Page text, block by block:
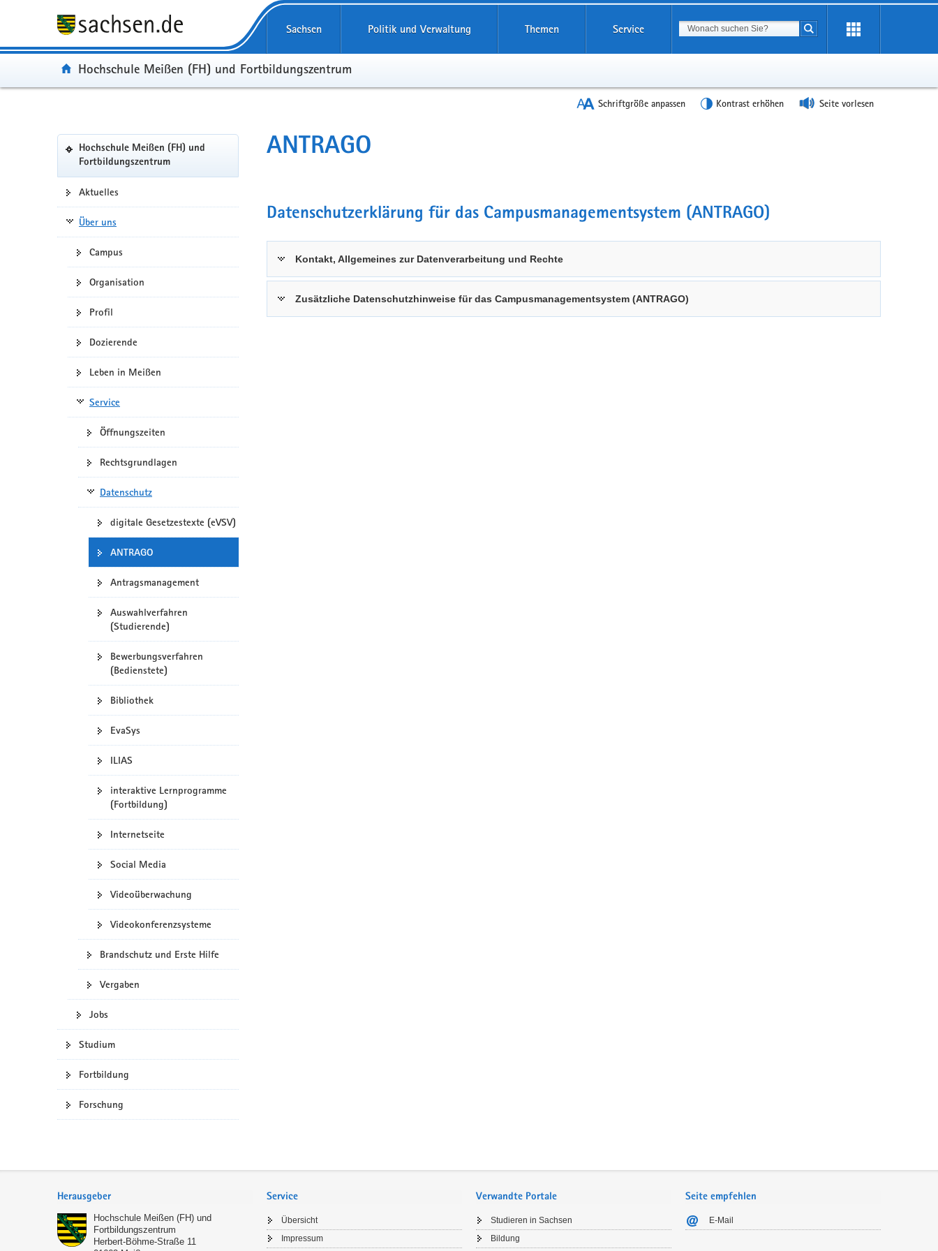
Sachsen Politik und Verwaltung Themen Service Suchbegriff
Suche starten
Portal:
Hochschule Meißen (FH) und Fortbildungszentrum
Schriftgröße anpassen Kontrast erhöhen Seite vorlesen
Portalnavigation
Hochschule Meißen (FH) und
Fortbildungszentrum(in
eigenes
Aktuelles
Über uns
Campus
Organisation
Profil
Dozierende
Leben in Meißen
Service
Öffnungszeiten
Rechtsgrundlagen
Datenschutz
digitale Gesetzestexte (eVSV)
ANTRAGO
Antragsmanagement
Auswahlverfahren
(Studierende)
Bewerbungsverfahren
(Bedienstete)
Bibliothek
EvaSys
ILIAS
interaktive Lernprogramme
(Fortbildung)
Internetseite
Social Media
Videoüberwachung
Videokonferenzsysteme
Brandschutz und Erste Hilfe
Vergaben
Jobs
Studium
Fortbildung
Forschung
ANTRAGO
Datenschutzerklärung für das Campusmanagementsystem (ANTRAGO)
Kontakt, Allgemeines zur Datenverarbeitung und Rechte
Zusätzliche Datenschutzhinweise für das Campusmanagementsystem (ANTRAGO)
Herausgeber
Hochschule Meißen (FH) und
Fortbildungszentrum
Herbert-Böhme-Straße 11
Service
Übersicht
Impressum
Verwandte Portale
Studieren in Sachsen
Bildung
Seite empfehlen
E-Mail